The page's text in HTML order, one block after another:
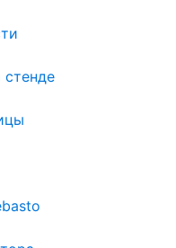
стенде